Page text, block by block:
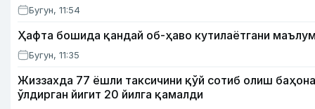
Бугун, 11:54
Ҳафта бошида қандай об-ҳаво кутилаётгани
Бугун, 11:35
Жиззахда 77 ёшли таксичини қўй сотиб олиш
ўлдирган йигит 20 йилга қамалди